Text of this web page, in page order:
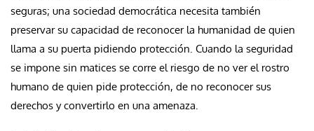
seguras; una sociedad democrática necesita también
preservar su capacidad de reconocer la humanidad de quien
llama a su puerta pidiendo protección. Cuando la seguridad
se impone sin matices se corre el riesgo de no ver el rostro
humano de quien pide protección, de no reconocer sus
derechos y convertirlo en una amenaza.